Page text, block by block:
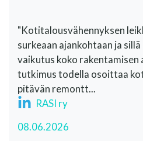
"Kotitalousvähennyksen
surkeaan ajankohtaan ja
vaikutus koko
tutkimus todella osoittaa
pitävän remontt...
RASI ry
08.06.2026